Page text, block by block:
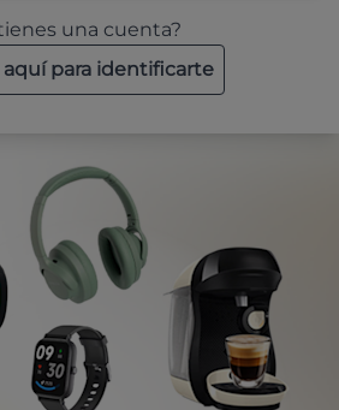
una cuenta?
aquí para identificarte